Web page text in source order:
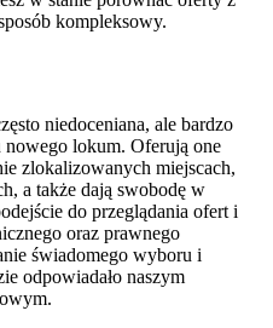
kompleksowy.
niedoceniana, ale bardzo
nowego lokum. Oferują one
zlokalizowanych miejscach,
a także dają swobodę w
do przeglądania ofert i
oraz prawnego
świadomego wyboru i
odpowiadało naszym